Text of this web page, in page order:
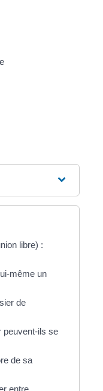
libre) :
même un
de
peuvent-ils se
de sa
entre